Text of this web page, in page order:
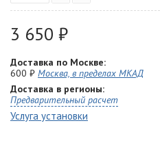
3 650 ₽
Доставка по Москве:
600 ₽ Москва, в пределах МКАД
Доставка в регионы:
Предварительный расчет
Услуга установки